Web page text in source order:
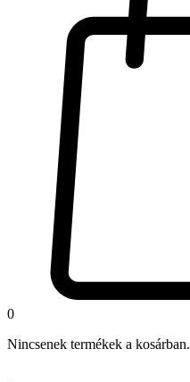
0
Nincsenek termékek a kosárban.